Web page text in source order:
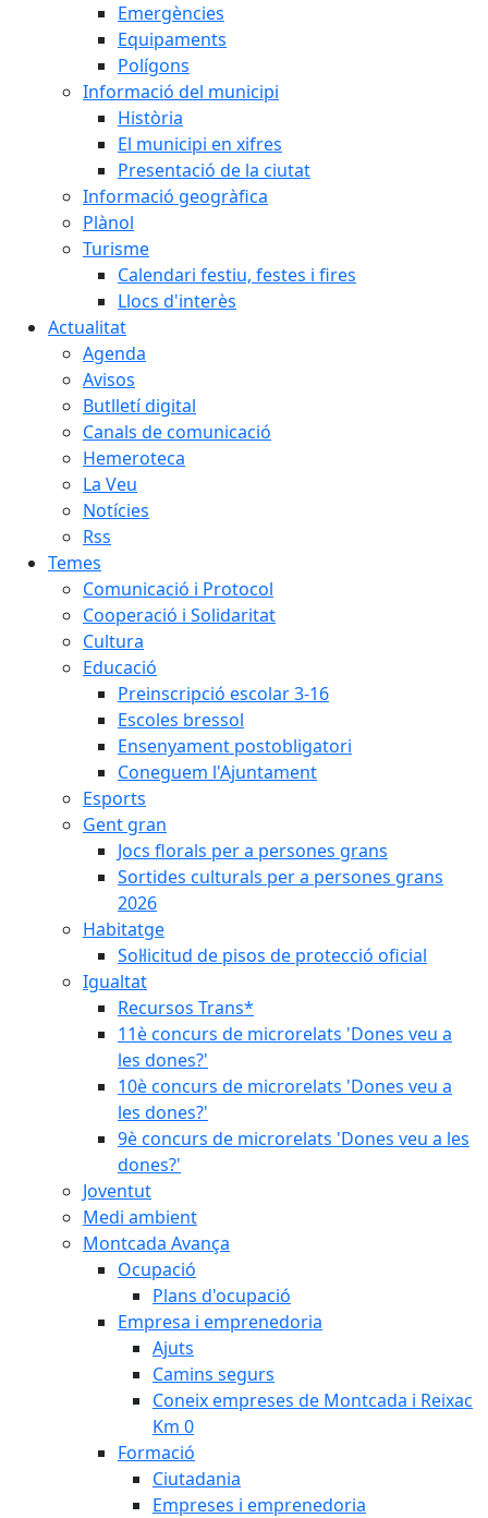
Emergències
Equipaments
Polígons
Informació del municipi
Història
El municipi en xifres
Presentació de la ciutat
Informació geogràfica
Plànol
Turisme
Calendari festiu, festes i fires
Llocs d'interès
Actualitat
Agenda
Avisos
Butlletí digital
Canals de comunicació
Hemeroteca
La Veu
Notícies
Rss
Temes
Comunicació i Protocol
Cooperació i Solidaritat
Cultura
Educació
Preinscripció escolar 3-16
Escoles bressol
Ensenyament postobligatori
Coneguem l'Ajuntament
Esports
Gent gran
Jocs florals per a persones grans
Sortides culturals per a persones grans
2026
Habitatge
Sol·licitud de pisos de protecció oficial
Igualtat
Recursos Trans*
11è concurs de microrelats 'Dones veu a
les dones?'
10è concurs de microrelats 'Dones veu a
les dones?'
9è concurs de microrelats 'Dones veu a les
dones?'
Joventut
Medi ambient
Montcada Avança
Ocupació
Plans d'ocupació
Empresa i emprenedoria
Ajuts
Camins segurs
Coneix empreses de Montcada i Reixac
Km 0
Formació
Ciutadania
Empreses i emprenedoria